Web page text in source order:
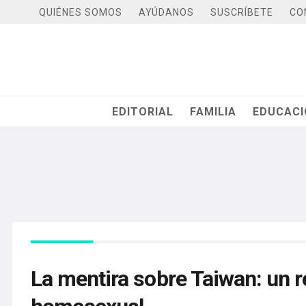
QUIÉNES SOMOS AYÚDANOS SUSCRÍBETE
EDITORIAL FAMILIA
La mentira sobre Taiwan: un